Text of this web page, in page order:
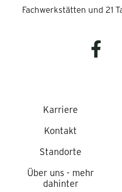
Fachwerkstätten und 21
Karriere
Kontakt
Standorte
Über uns - mehr
dahinter